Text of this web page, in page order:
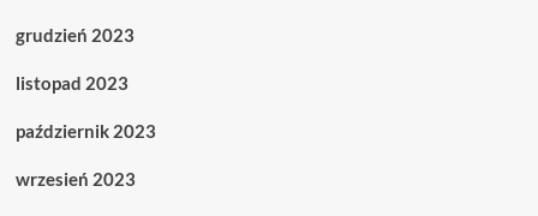
grudzień 2023
listopad 2023
październik 2023
wrzesień 2023